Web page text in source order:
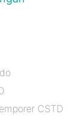
CSTD